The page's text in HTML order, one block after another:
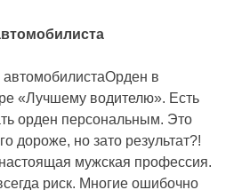
Орден в
«Лучшему водителю». Есть
орден персональным. Это
дороже, но зато результат?!
мужская профессия.
риск. Многие ошибочно